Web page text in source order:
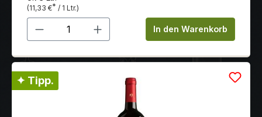
(11,33 €* / 1 Ltr.)
Produkt Anzahl: Gib denIn den Warenkorb
✦ Tipp.